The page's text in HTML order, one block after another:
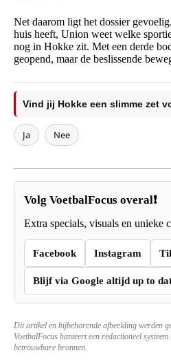
Net daarom ligt het dossier
huis heeft, Union weet welke
nog in Hokke zit. Met een derde
geopend, maar de beslissende
Vind jij Hokke een slimme zet
Ja Nee
Volg VoetbalFocus overal❗
Extra specials, visuals en unieke
Facebook Instagram
Blijf via Google altijd up to
Dit artikel en bijbehorende afbeelding werden
VoetbalFocus hanteert een redactioneel
betrouwbare bronnen.